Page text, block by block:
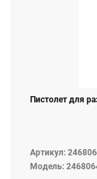
Пистолет для
Артикул:
Модель: